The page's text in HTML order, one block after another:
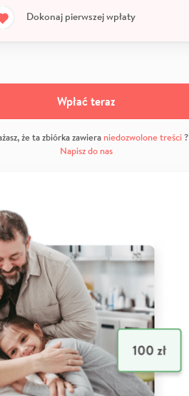
Dokonaj pierwszej wpłaty
Wpłać teraz
że ta zbiórka zawiera niedozwolone treści?
Napisz do nas